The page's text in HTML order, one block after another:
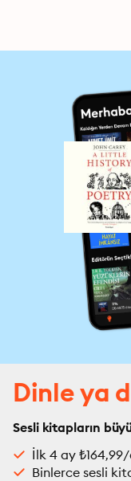
Dinle ya
Sesli kitapların
İlk 4 ay
Binlerce sesli